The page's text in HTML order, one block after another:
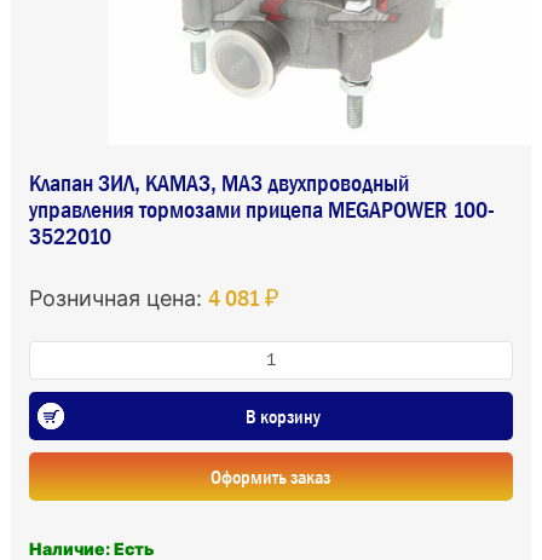
Клапан ЗИЛ, КАМАЗ, МАЗ двухпроводный
управления тормозами прицепа MEGAPOWER 100-
3522010
Розничная цена: 4 081 ₽
В корзину
Оформить заказ
Наличие: Есть